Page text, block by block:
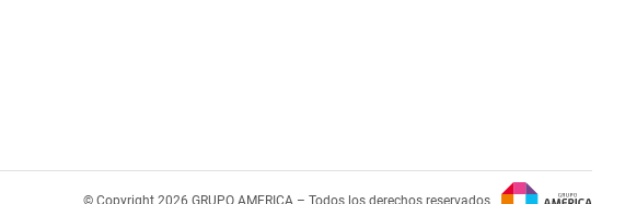
© Copyright 2026 GRUPO AMERICA – Todos los derechos reservados